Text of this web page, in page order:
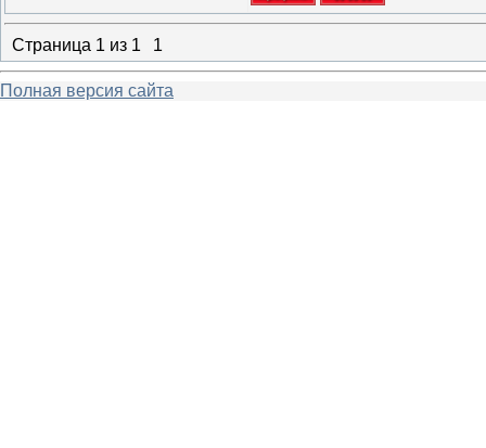
Страница 1 из 1 1
Полная версия сайта